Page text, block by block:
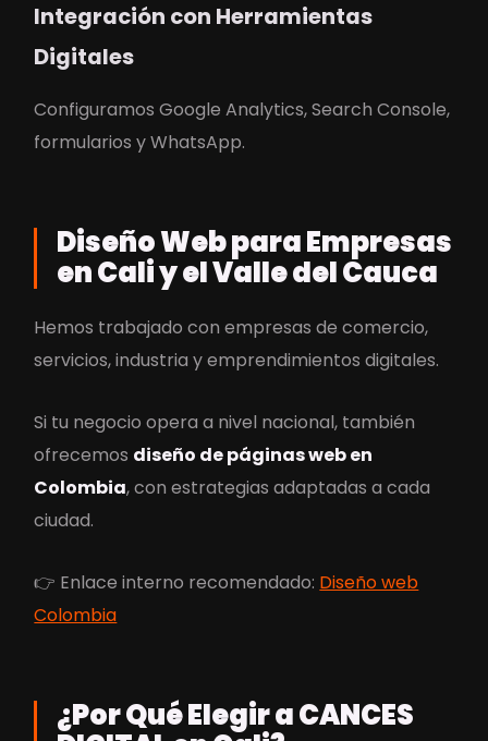
Integración con Herramientas
Digitales
Configuramos Google Analytics, Search Console,
formularios y WhatsApp.
Diseño Web para Empresas
en Cali y el Valle del Cauca
Hemos trabajado con empresas de comercio,
servicios, industria y emprendimientos digitales.
Si tu negocio opera a nivel nacional, también
ofrecemos diseño de páginas web en
Colombia, con estrategias adaptadas a cada
ciudad.
👉 Enlace interno recomendado: Diseño web
Colombia
¿Por Qué Elegir a CANCES